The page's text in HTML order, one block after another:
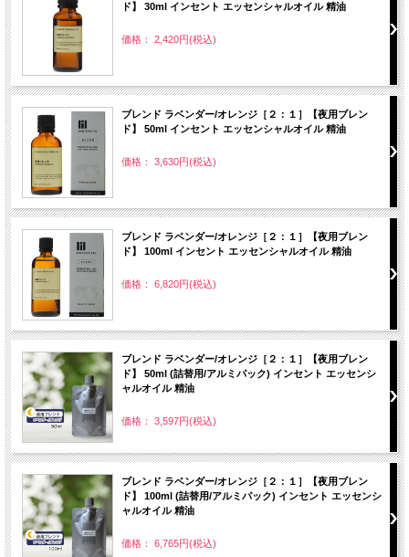
ド】 30ml インセント エッセンシャルオイル 精油
価格： 2,420円(税込)
ブレンド ラベンダー/オレンジ［２：１］【夜用ブレン
ド】 50ml インセント エッセンシャルオイル 精油
価格： 3,630円(税込)
ブレンド ラベンダー/オレンジ［２：１］【夜用ブレン
ド】 100ml インセント エッセンシャルオイル 精油
価格： 6,820円(税込)
ブレンド ラベンダー/オレンジ［２：１］【夜用ブレン
ド】 50ml (詰替用/アルミパック) インセント エッセンシ
ャルオイル 精油
価格： 3,597円(税込)
ブレンド ラベンダー/オレンジ［２：１］【夜用ブレン
ド】 100ml (詰替用/アルミパック) インセント エッセンシ
ャルオイル 精油
価格： 6,765円(税込)